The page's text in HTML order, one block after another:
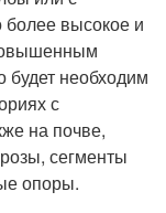
более высокое и
необходим
с
на почве,
сегменты
опоры.